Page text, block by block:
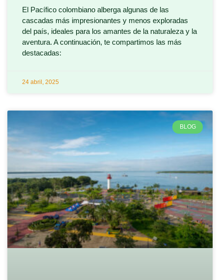
El Pacífico colombiano alberga algunas de las
cascadas más impresionantes y menos exploradas
del país, ideales para los amantes de la naturaleza y la
aventura. A continuación, te compartimos las más
destacadas:
24 abril, 2025
BLOG